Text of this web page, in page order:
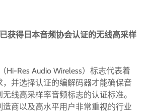
获得日本音频协会认证的无线高采样
Hi-Res Audio Wireless）标志代表着
并选择认证的编解码器才能确保音
线高采样率音频标志的认证标准。
商以及高水平用户非常重视的行业